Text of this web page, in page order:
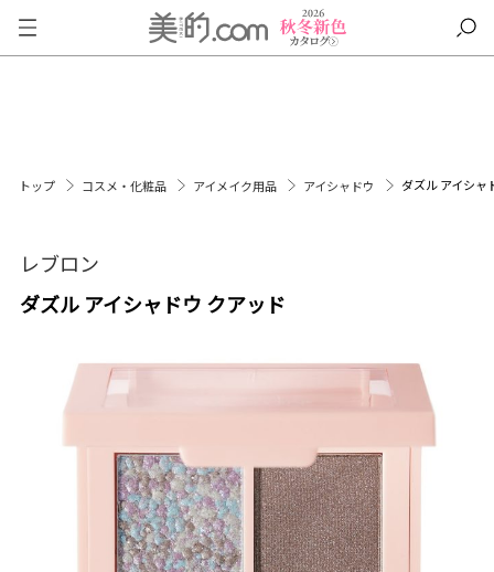
トップ コスメ・化粧品 アイメイク用品 アイシャドウ ダズル アイシャ
レブロン
ダズル アイシャドウ クアッド